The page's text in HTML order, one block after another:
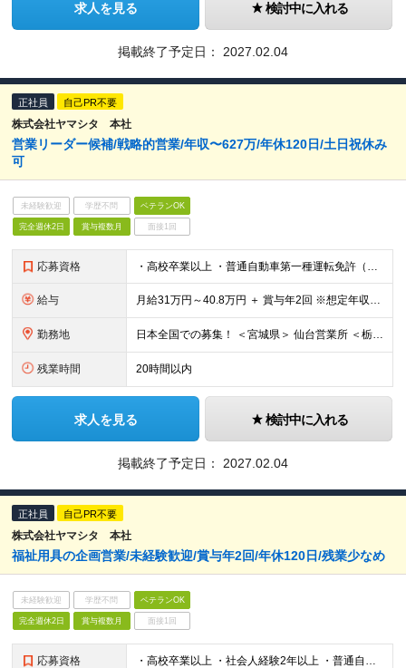
求人を見る 検討中に入れる
掲載終了予定日： 2027.02.04
正社員 自己PR不要
株式会社ヤマシタ 本社
営業リーダー候補/戦略的営業/年収〜627万/年休120日/土日祝休み
可
未経験歓迎 学歴不問 ベテランOK
完全週休2日 賞与複数月 面接1回
応募資格 ・高校卒業以上 ・普通自動車第一種運転免許（AT限定可） ・営業経験5年以上（商材・業界不問） ・CRMツール等のデジタル活用や、営業の仕組み化・戦略立案の経験をお持ちの方
給与 月給31万円～40.8万円 ＋ 賞与年2回 ※想定年収：478万円～627万円 ※スキル・経験、前職給与等を考慮し決定します ※残業代は1分単位で全額支給（みなし残業なし） ※試用期間3ヵ月あり。期間
勤務地 日本全国での募集！ ＜宮城県＞ 仙台営業所 ＜栃木県＞ 足利営業所 宇都宮営業所 ＜群馬県＞ 群馬営業所 ＜埼玉県＞ 上尾営業所 川越営業所 ＜千葉県＞ 千葉稲毛営業所 ＜東京都＞
残業時間 20時間以内
求人を見る 検討中に入れる
掲載終了予定日： 2027.02.04
正社員 自己PR不要
株式会社ヤマシタ 本社
福祉用具の企画営業/未経験歓迎/賞与年2回/年休120日/残業少なめ
未経験歓迎 学歴不問 ベテランOK
完全週休2日 賞与複数月 面接1回
応募資格 ・高校卒業以上 ・社会人経験2年以上 ・普通自動車第一種免許（AT限定可） ・営業、販売などの顧客折衝経験をお持ちの方（業界不問